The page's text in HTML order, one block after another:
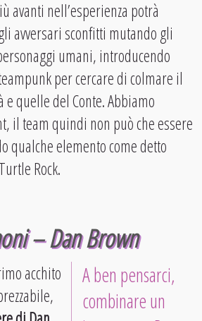
avanti nell’esperienza potrà
avversari sconfitti mutando gli
umani, introducendo
per cercare di colmare il
quelle del Conte. Abbiamo
il team quindi non può che essere
qualche elemento come detto
Rock.
– Dan Brown
A ben pensarci,
combinare un
acchito